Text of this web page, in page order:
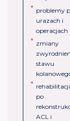
problemy
urazach i
operacjach
zmiany
stawu
po
ACL i